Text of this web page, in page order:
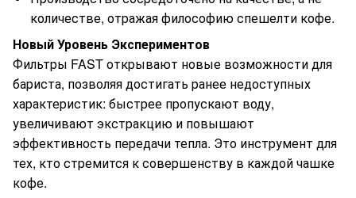
количестве, отражая философию спешелти кофе.
Новый Уровень Экспериментов
Фильтры FAST открывают новые возможности для
бариста, позволяя достигать ранее недоступных
характеристик: быстрее пропускают воду,
увеличивают экстракцию и повышают
эффективность передачи тепла. Это инструмент для
тех, кто стремится к совершенству в каждой чашке
кофе.